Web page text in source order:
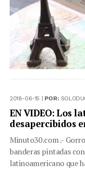
2018-06-15 | POR:
EN VIDEO: Los
desapercibidos
Minuto30.com .-
banderas pintadas
latinoamericano que